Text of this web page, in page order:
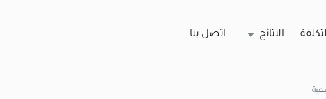
النتائج اتصل بنا